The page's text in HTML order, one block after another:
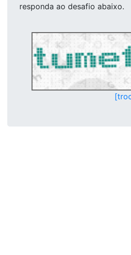
responda ao desafio abaixo.